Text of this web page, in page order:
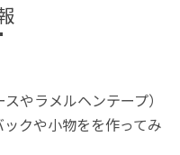
やラメルヘンテープ）
クや小物をを作ってみ